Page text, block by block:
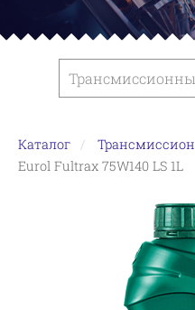
Каталог
Eurol Fultrax 75W140 LS 1L